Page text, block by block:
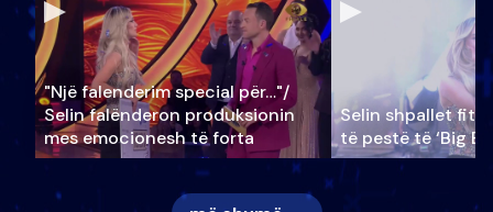
"Një falenderim special për…"/
Selin falënderon produksionin
mes emocionesh të forta
Selin shpallet
të pestë të ‘Big